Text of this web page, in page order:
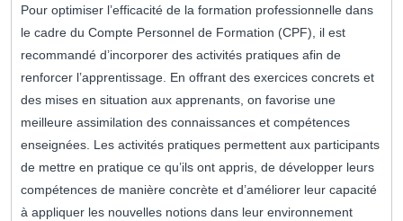
Pour optimiser l’efficacité de la formation professionnelle dans
le cadre du Compte Personnel de Formation (CPF), il est
recommandé d’incorporer des activités pratiques afin de
renforcer l’apprentissage. En offrant des exercices concrets et
des mises en situation aux apprenants, on favorise une
meilleure assimilation des connaissances et compétences
enseignées. Les activités pratiques permettent aux participants
de mettre en pratique ce qu’ils ont appris, de développer leurs
compétences de manière concrète et d’améliorer leur capacité
à appliquer les nouvelles notions dans leur environnement